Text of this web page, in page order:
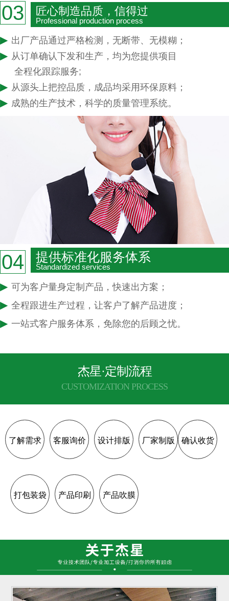
03 匠心制造品质，信得过
Professional production process
▶ 出厂产品通过严格检测，无断带、无模糊；
▶ 从订单确认下发和生产，均为您提供项目
全程化跟踪服务;
▶ 从源头上把控品质，成品均采用环保原料；
▶ 成熟的生产技术，科学的质量管理系统。
04 提供标准化服务体系
Standardized services
▶ 可为客户量身定制产品，快速出方案；
▶ 全程跟进生产过程，让客户了解产品进度；
▶ 一站式客户服务体系，免除您的后顾之忧。
杰星·定制流程
CUSTOMIZATION PROCESS
了解需求 客服询价 设计排版 厂家制版 确认收货
打包装袋 产品印刷 产品吹膜